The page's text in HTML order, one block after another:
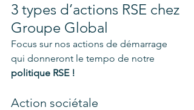
3 types d’actions RSE chez
Groupe Global
Focus sur nos actions de démarrage
qui donneront le tempo de notre
politique RSE !
Action sociétale